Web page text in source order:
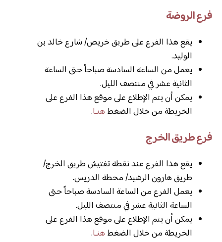
فرع الروضة
يقع هذا الفرع على طريق خريص/ شارع خالد بن
الوليد.
يعمل من الساعة السادسة صباحاً حتى الساعة
الثانية عشر في منتصف الليل.
يمكن أن يتم الإطلاع على موقع هذا الفرع على
الخريطة من خلال الضغط هنـا.
فرع طريق الخرج
يقع هذا الفرع عند نقطة تفتيش طريق الخرج/
طريق هارون الرشيد/ محطة الدريس.
يعمل الفرع من الساعة السادسة صباحاً حتى
الساعة الثانية عشر في منتصف الليل.
يمكن أن يتم الإطلاع على موقع هذا الفرع على
الخريطة من خلال الضغط هنـا.